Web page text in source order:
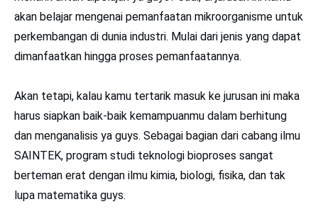
akan belajar mengenai pemanfaatan mikroorganisme untuk
perkembangan di dunia industri. Mulai dari jenis yang dapat
dimanfaatkan hingga proses pemanfaatannya.
Akan tetapi, kalau kamu tertarik masuk ke jurusan ini maka
harus siapkan baik-baik kemampuanmu dalam berhitung
dan menganalisis ya guys. Sebagai bagian dari cabang ilmu
SAINTEK, program studi teknologi bioproses sangat
berteman erat dengan ilmu kimia, biologi, fisika, dan tak
lupa matematika guys.